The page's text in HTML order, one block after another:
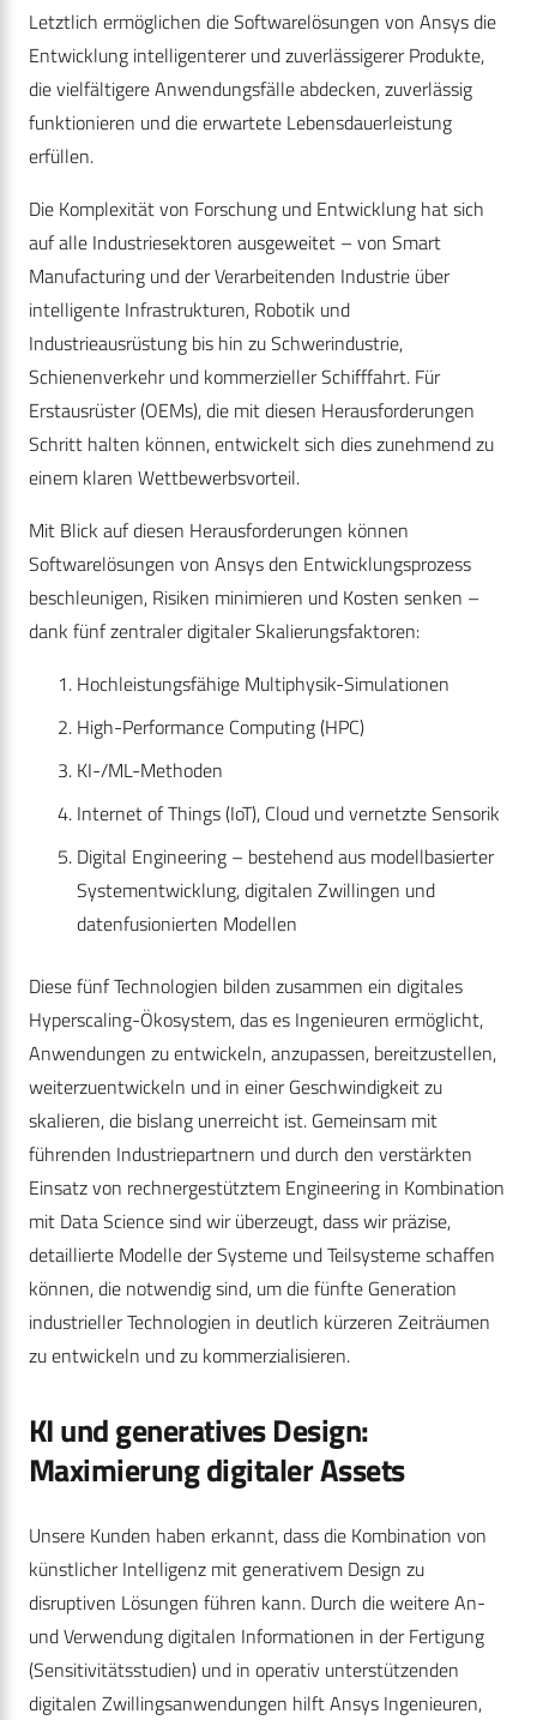
Letztlich ermöglichen die Softwarelösungen von Ansys die
Entwicklung intelligenterer und zuverlässigerer Produkte,
die vielfältigere Anwendungsfälle abdecken, zuverlässig
funktionieren und die erwartete Lebensdauerleistung
erfüllen.
Die Komplexität von Forschung und Entwicklung hat sich
auf alle Industriesektoren ausgeweitet – von Smart
Manufacturing und der Verarbeitenden Industrie über
intelligente Infrastrukturen, Robotik und
Industrieausrüstung bis hin zu Schwerindustrie,
Schienenverkehr und kommerzieller Schifffahrt. Für
Erstausrüster (OEMs), die mit diesen Herausforderungen
Schritt halten können, entwickelt sich dies zunehmend zu
einem klaren Wettbewerbsvorteil.
Mit Blick auf diesen Herausforderungen können
Softwarelösungen von Ansys den Entwicklungsprozess
beschleunigen, Risiken minimieren und Kosten senken –
dank fünf zentraler digitaler Skalierungsfaktoren:
Hochleistungsfähige Multiphysik-Simulationen
High-Performance Computing (HPC)
KI-/ML-Methoden
Internet of Things (IoT), Cloud und vernetzte Sensorik
Digital Engineering – bestehend aus modellbasierter
Systementwicklung, digitalen Zwillingen und
datenfusionierten Modellen
Diese fünf Technologien bilden zusammen ein digitales
Hyperscaling-Ökosystem, das es Ingenieuren ermöglicht,
Anwendungen zu entwickeln, anzupassen, bereitzustellen,
weiterzuentwickeln und in einer Geschwindigkeit zu
skalieren, die bislang unerreicht ist. Gemeinsam mit
führenden Industriepartnern und durch den verstärkten
Einsatz von rechnergestütztem Engineering in Kombination
mit Data Science sind wir überzeugt, dass wir präzise,
detaillierte Modelle der Systeme und Teilsysteme schaffen
können, die notwendig sind, um die fünfte Generation
industrieller Technologien in deutlich kürzeren Zeiträumen
zu entwickeln und zu kommerzialisieren.
KI und generatives Design:
Maximierung digitaler Assets
Unsere Kunden haben erkannt, dass die Kombination von
künstlicher Intelligenz mit generativem Design zu
disruptiven Lösungen führen kann. Durch die weitere An-
und Verwendung digitalen Informationen in der Fertigung
(Sensitivitätsstudien) und in operativ unterstützenden
digitalen Zwillingsanwendungen hilft Ansys Ingenieuren,